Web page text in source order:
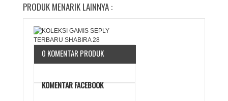
PRODUK MENARIK LAINNYA :
0 KOMENTAR PRODUK
KOMENTAR FACEBOOK